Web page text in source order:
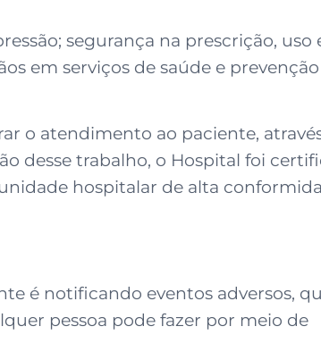
segurança na prescrição, uso
em serviços de saúde e
o atendimento ao paciente,
desse trabalho, o Hospital foi
hospitalar de alta
é notificando eventos adversos,
pessoa pode fazer por meio de